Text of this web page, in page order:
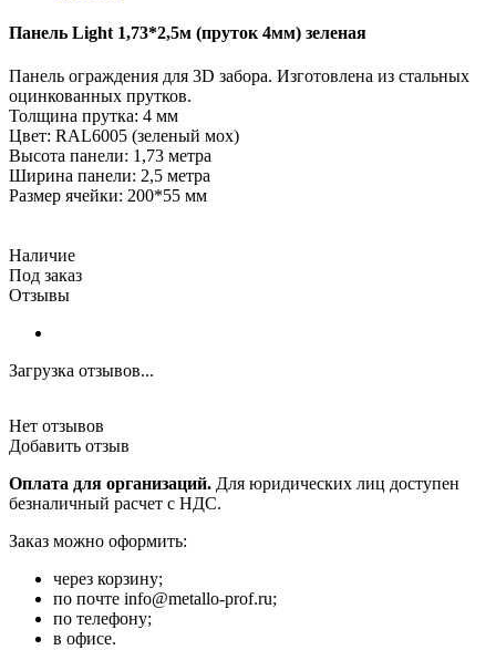
Панель Light 1,73*2,5м (пруток 4мм) зеленая
Панель ограждения для 3D забора. Изготовлена из стальных
оцинкованных прутков.
Толщина прутка: 4 мм
Цвет: RAL6005 (зеленый мох)
Высота панели: 1,73 метра
Ширина панели: 2,5 метра
Размер ячейки: 200*55 мм
Наличие
Под заказ
Отзывы
Загрузка отзывов...
Нет отзывов
Добавить отзыв
Оплата для организаций. Для юридических лиц доступен
безналичный расчет с НДС.
Заказ можно оформить:
через корзину;
по почте info@metallo-prof.ru;
по телефону;
в офисе.